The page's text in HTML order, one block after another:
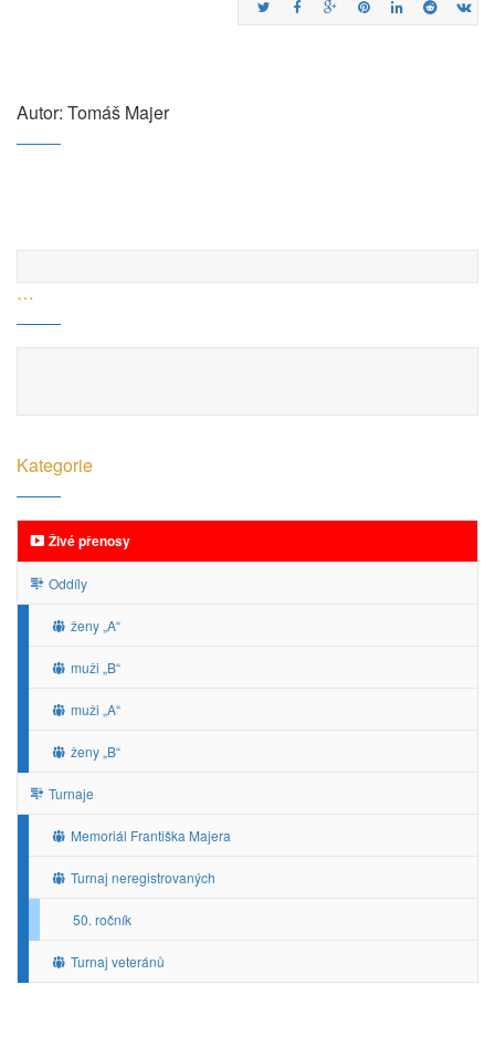
Autor: Tomáš Majer
…
Kategorie
Živé přenosy
Oddíly
ženy „A“
muži „B“
muži „A“
ženy „B“
Turnaje
Memoriál Františka Majera
Turnaj neregistrovaných
50. ročník
Turnaj veteránů